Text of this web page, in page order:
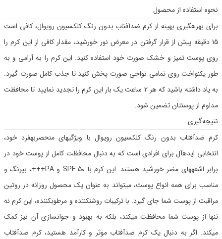
نحوه استفاده از محصول
برای بهرهگیری بهینه از کرم ضدآفتاب بدون رنگ کلکسیون رویوال، کافی است
15 دقیقه پیش از قرار گرفتن در معرض نور خورشید، مقدار کافی از این کرم را
روی پوست تمیز و خشک صورت خود استفاده کنید. این کرم را به آرامی و به
طور یکنواخت روی تمامی نواحی صورت پخش کنید تا جذب کامل صورت گیرد.
به یاد داشته باشید که هر 2 ساعت یک بار این کرم را تجدید نمایید تا محافظت
مداوم از پوستتان تضمین شود.
نتیجه‌گیری
کرم ضدآفتاب بدون رنگ کلکسیون رویوال با ویژگیهای منحصربهفرد خود،
انتخابی ایدهآل برای افرادی است که به دنبال محافظت کامل از پوست خود در
برابر اشعههای مضر خورشید هستند. این کرم با SPF 50 و PA+++، بیرنگ و
مناسب برای همه انواع پوست، میتواند به عنوان یک محصول روزانه در روتین
مراقبت از پوست شما جای گیرد. با ترکیبات روشنکننده و مرطوبکننده، این کرم نه
تنها از پوست شما محافظت میکند، بلکه به بهبود و جوانسازی آن نیز کمک
میکند. اگر به دنبال یک کرم ضدآفتاب موثر و کارآمد هستید، کرم ضدآفتاب